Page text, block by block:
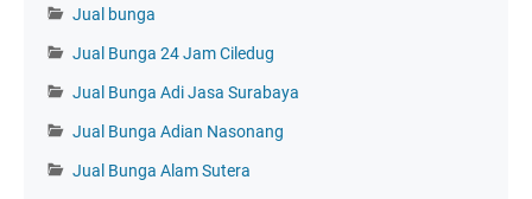
Jual bunga
Jual Bunga 24 Jam Ciledug
Jual Bunga Adi Jasa Surabaya
Jual Bunga Adian Nasonang
Jual Bunga Alam Sutera